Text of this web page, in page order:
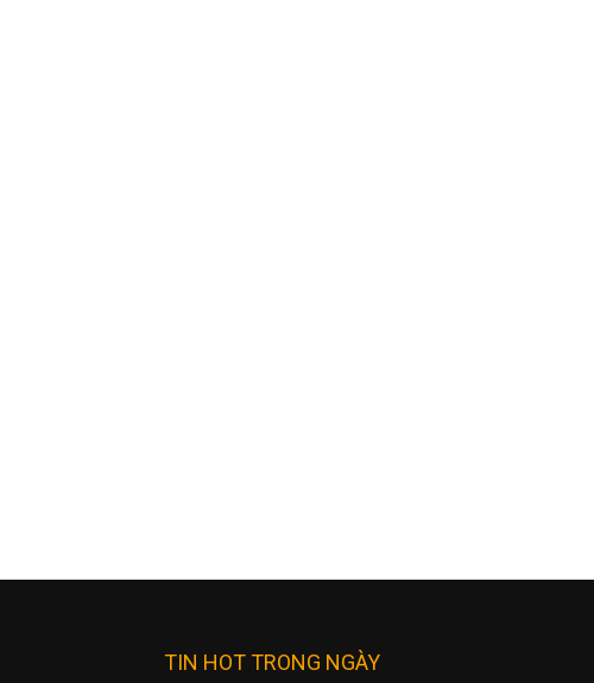
TIN HOT TRONG NGÀY